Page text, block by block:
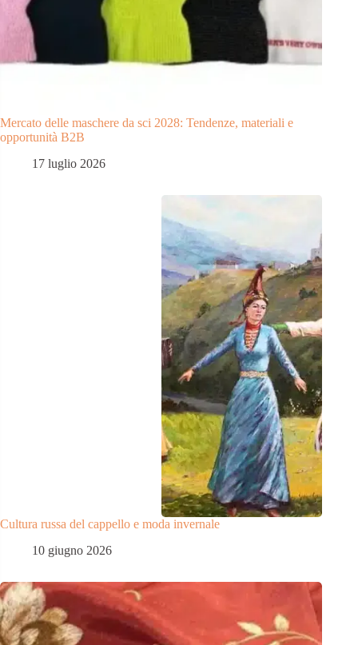
Mercato delle maschere da sci 2028: Tendenze, materiali e
opportunità B2B
17 luglio 2026
Cultura russa del cappello e moda invernale
10 giugno 2026